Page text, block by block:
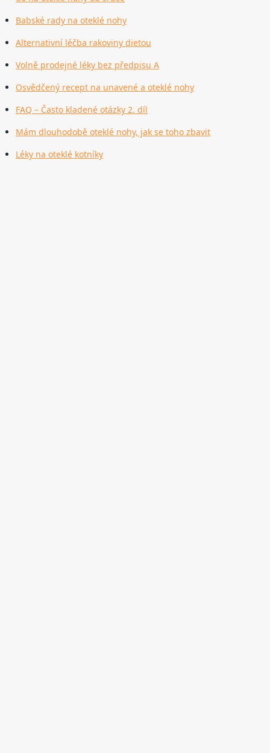
Babské rady na oteklé nohy
Alternativní léčba rakoviny dietou
Volně prodejné léky bez předpisu A
Osvědčený recept na unavené a oteklé nohy
FAQ – Často kladené otázky 2. díl
Mám dlouhodobě oteklé nohy, jak se toho zbavit
Léky na oteklé kotníky